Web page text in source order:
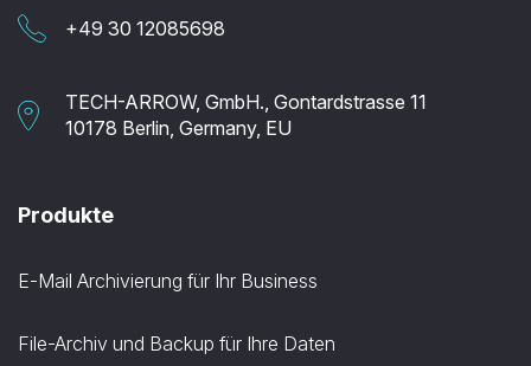
+49 30 12085698
TECH-ARROW, GmbH., Gontardstrasse 11
10178 Berlin, Germany, EU
Produkte
E-Mail Archivierung für Ihr Business
File-Archiv und Backup für Ihre Daten